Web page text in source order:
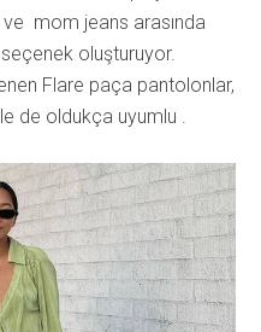
ve mom jeans arasında
oluşturuyor.
Flare paça pantolonlar,
de oldukça uyumlu .